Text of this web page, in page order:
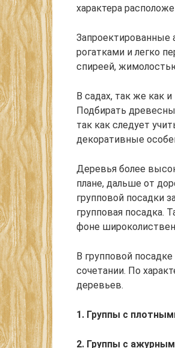
характера
Запроектированные
рогатками и легко
спиреей,
В садах, так же как
Подбирать
так как следует
декоративные
Деревья более
плане, дальше от
групповой посадки
групповая посадка.
фоне
В групповой
сочетании. По
деревьев.
1. Группы с
2. Группы с